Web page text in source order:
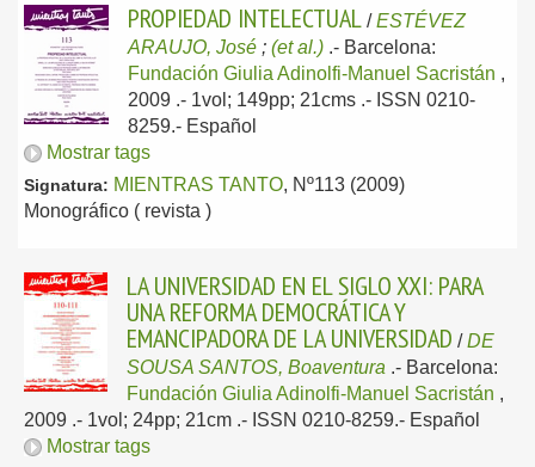
PROPIEDAD INTELECTUAL /ESTÉVEZ
ARAUJO, José ; (et al.) .- Barcelona:
Fundación Giulia Adinolfi-Manuel Sacristán ,
2009 .- 1vol; 149pp; 21cms .- ISSN 0210-
8259.- Español
Mostrar tags
Signatura: MIENTRAS TANTO, Nº113 (2009)
Monográfico ( revista )
LA UNIVERSIDAD EN EL SIGLO XXI: PARA
UNA REFORMA DEMOCRÁTICA Y
EMANCIPADORA DE LA UNIVERSIDAD /DE
SOUSA SANTOS, Boaventura .- Barcelona:
Fundación Giulia Adinolfi-Manuel Sacristán ,
2009 .- 1vol; 24pp; 21cm .- ISSN 0210-8259.- Español
Mostrar tags